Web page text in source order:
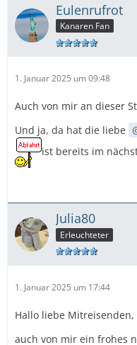
Eulenrufrot
Kanaren Fan
1. Januar 2025 um 09:48
Auch von mir an dieser
Und ja, da hat die liebe
ist bereits im
Julia80
Erleuchteter
1. Januar 2025 um 17:44
Hallo liebe Mitreisenden,
auch von mir ein frohes